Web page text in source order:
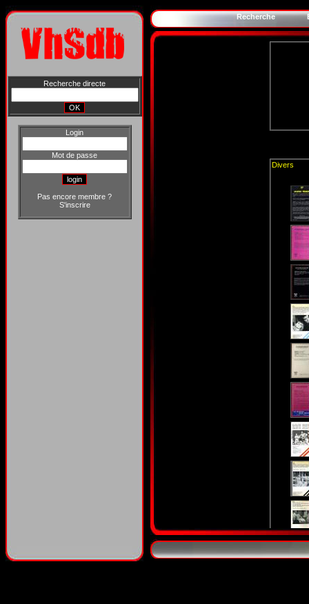
Recherche directe
Login
Mot de passe
Pas encore membre ?
S'inscrire
Recherche
Divers